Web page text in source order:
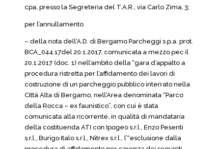
cpa, presso la Segreteria del T.A.R., via Carlo Zima, 3;
per l’annullamento
– della nota dell’A.D. di Bergamo Parcheggi s.p.a. prot.
BCA_044.17del 20.1.2017, comunicata a mezzo pec il
20.1.2017 (doc. 1) nell’ambito della “gara d’appalto a
procedura ristretta per l’affidamento dei lavori di
costruzione di un parcheggio pubblico interrato nella
Città Alta di Bergamo, nell’Area denominata “Parco
della Rocca – ex faunistico”, con cui è stata
comunicata alla ricorrente, in qualità di mandataria
della costituenda ATI con Ipogeo s.r.l., Enzo Pesenti
s.r.l., Burigo Italo s.r.l., Nitrex s.r.l., l’“esclusione dalla